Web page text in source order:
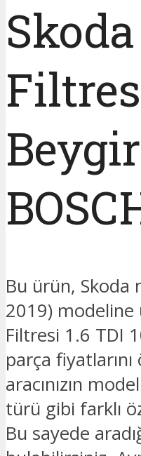
Bu ürün, Skoda
2019) modeline
Filtresi 1.6 TDI
parça
aracınızın
türü gibi farklı
Bu sayede